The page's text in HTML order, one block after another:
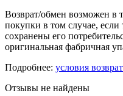
Возврат/обмен возможен в
покупки в том случае,
сохранены его
оригинальная фабричная
Подробнее: условия
Отзывы не найдены